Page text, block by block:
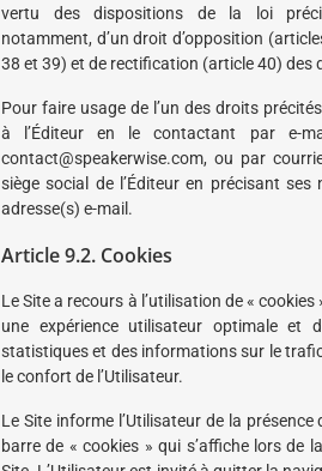
vertu des dispositions de la loi
notamment, d’un droit d’opposition
38 et 39) et de rectification (article 40) des
Pour faire usage de l’un des droits
à l’Éditeur en le contactant par e-
contact@speakerwise.com, ou par
siège social de l’Éditeur en précisant
adresse(s) e-mail.
Article 9.2. Cookies
Le Site a recours à l’utilisation de «
une expérience utilisateur optimale
statistiques et des informations sur le
le confort de l’Utilisateur.
Le Site informe l’Utilisateur de la présence
barre de « cookies » qui s’affiche lors de